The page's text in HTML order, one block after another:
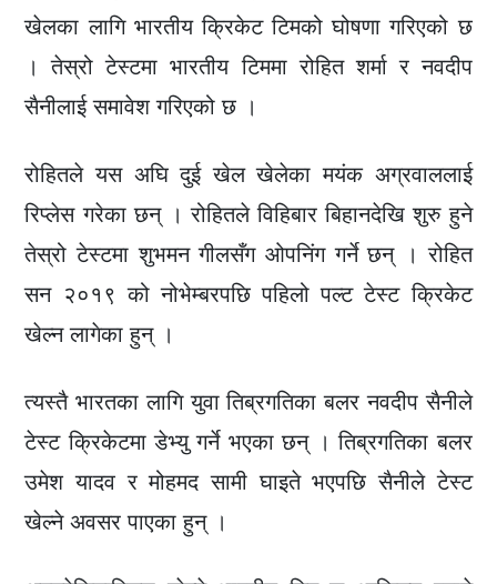
खेलका लागि भारतीय क्रिकेट टिमको घोषणा गरिएको छ
। तेस्रो टेस्टमा भारतीय टिममा रोहित शर्मा र नवदीप
सैनीलाई समावेश गरिएको छ ।
रोहितले यस अघि दुई खेल खेलेका मयंक अग्रवाललाई
रिप्लेस गरेका छन् । रोहितले विहिबार बिहानदेखि शुरु हुने
तेस्रो टेस्टमा शुभमन गीलसँग ओपनिंग गर्ने छन् । रोहित
सन २०१९ को नोभेम्बरपछि पहिलो पल्ट टेस्ट क्रिकेट
खेल्न लागेका हुन् ।
त्यस्तै भारतका लागि युवा तिब्रगतिका बलर नवदीप सैनीले
टेस्ट क्रिकेटमा डेभ्यु गर्ने भएका छन् । तिब्रगतिका बलर
उमेश यादव र मोहमद सामी घाइते भएपछि सैनीले टेस्ट
खेल्ने अवसर पाएका हुन् ।